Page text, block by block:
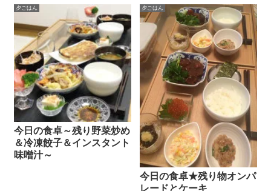
夕ごはん
今日の食卓～残り野菜炒め
＆冷凍餃子＆インスタント
味噌汁～
夕ごはん
今日の食卓★残り物オンパ
レードとケーキ